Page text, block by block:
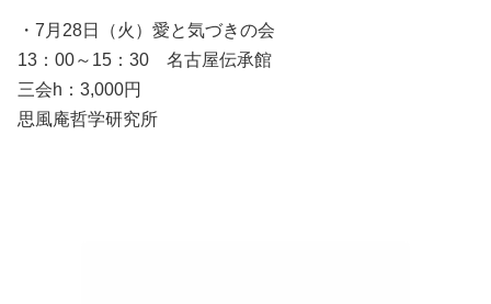
・7月28日（火）愛と気づきの会
13：00～15：30 名古屋伝承館
三会h：3,000円
思風庵哲学研究所